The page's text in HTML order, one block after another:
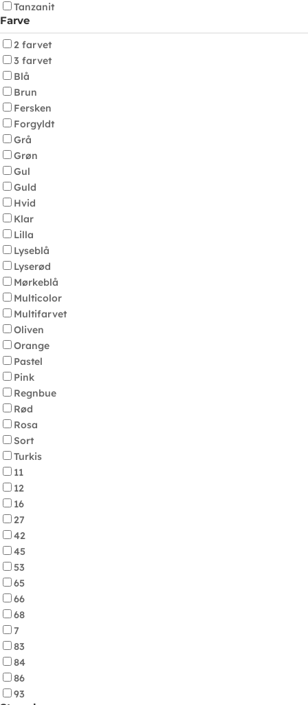
Tanzanit
Farve
2 farvet
3 farvet
Blå
Brun
Fersken
Forgyldt
Grå
Grøn
Gul
Guld
Hvid
Klar
Lilla
Lyseblå
Lyserød
Mørkeblå
Multicolor
Multifarvet
Oliven
Orange
Pastel
Pink
Regnbue
Rød
Rosa
Sort
Turkis
11
12
16
27
42
45
53
65
66
68
7
83
84
86
93